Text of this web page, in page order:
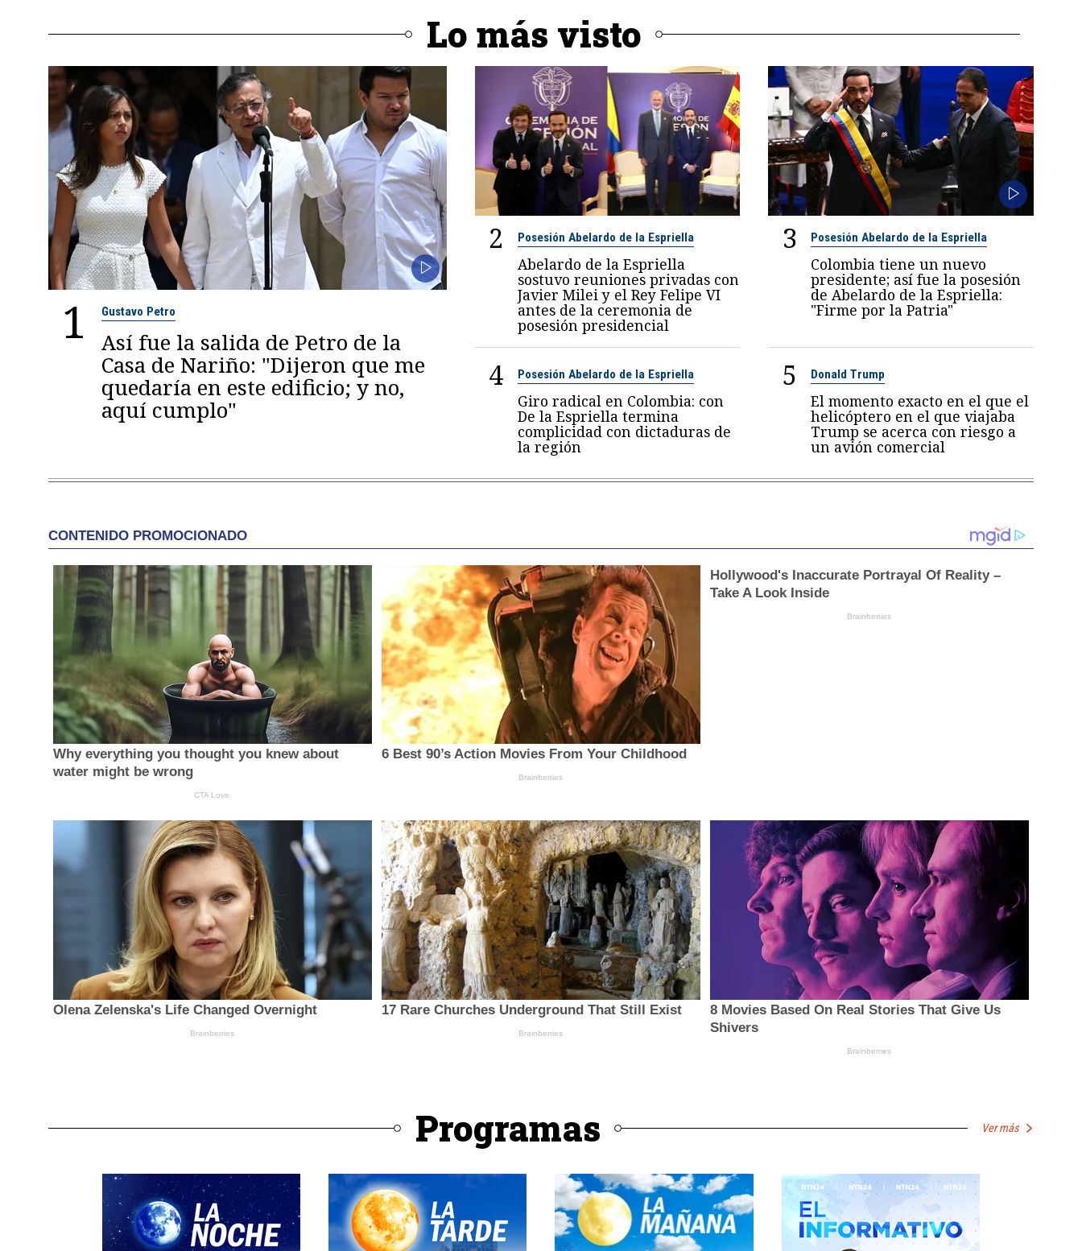
Lo más visto
1 Gustavo Petro
Así fue la salida de Petro de la
Casa de Nariño: "Dijeron que me
quedaría en este edificio; y no,
aquí cumplo"
2 Posesión Abelardo de la Espriella
Abelardo de la Espriella
sostuvo reuniones privadas con
Javier Milei y el Rey Felipe VI
antes de la ceremonia de
posesión presidencial
3 Posesión Abelardo de la Espriella
Colombia tiene un nuevo
presidente; así fue la posesión
de Abelardo de la Espriella:
"Firme por la Patria"
4 Posesión Abelardo de la Espriella
Giro radical en Colombia: con
De la Espriella termina
complicidad con dictaduras de
la región
5 Donald Trump
El momento exacto en el que el
helicóptero en el que viajaba
Trump se acerca con riesgo a
un avión comercial
Programas Ver más